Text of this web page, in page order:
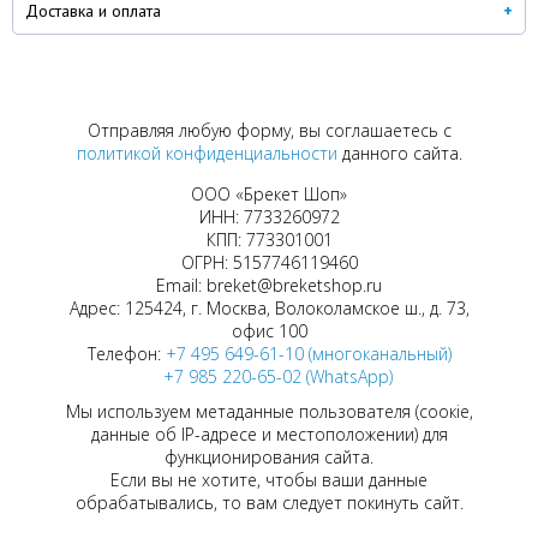
Доставка и оплата
Отправляя любую форму, вы соглашаетесь с
политикой конфиденциальности данного сайта.
ООО «Брекет Шоп»
ИНН: 7733260972
КПП: 773301001
ОГРН: 5157746119460
Email: breket@breketshop.ru
Адрес: 125424, г. Москва, Волоколамское ш., д. 73,
офис 100
Телефон: +7 495 649-61-10 (многоканальный)
+7 985 220-65-02 (WhatsApp)
Мы используем метаданные пользователя (соокіе,
данные об IP-адресе и местоположении) для
функционирования сайта.
Если вы не хотите, чтобы ваши данные
обрабатывались, то вам следует покинуть сайт.